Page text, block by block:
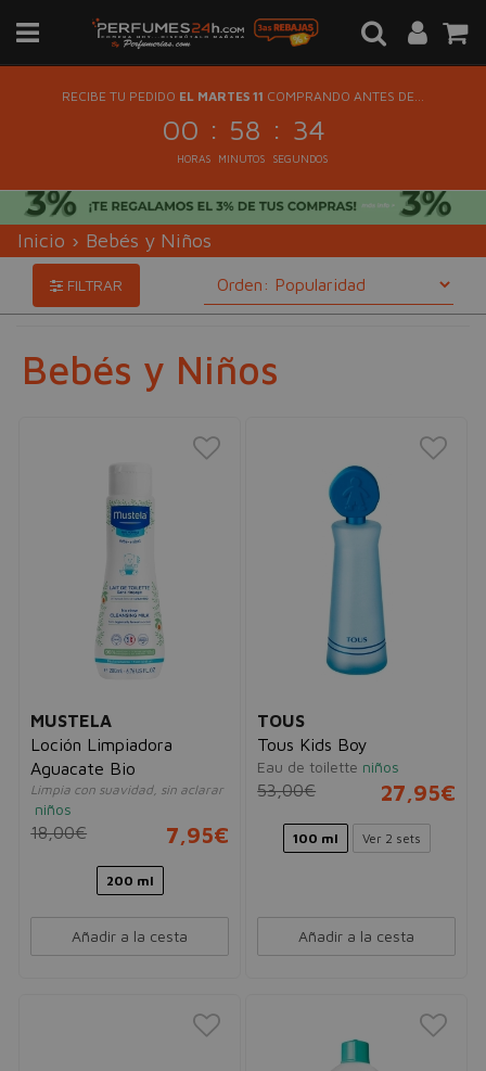
RECIBE TU PEDIDO EL MARTES 11 COMPRANDO ANTES DE...
00 : 58 : 32
HORAS MINUTOS SEGUNDOS
Inicio › Bebés y Niños
FILTRAR
Bebés y Niños
MUSTELA
Loción Limpiadora
Aguacate Bio
Limpia con suavidad, sin aclarar
niños
18,00€ 7,95€
200 ml
Añadir a la cesta
TOUS
Tous Kids Boy
Eau de toilette niños
53,00€ 27,95€
100 ml Ver 2 sets
Añadir a la cesta